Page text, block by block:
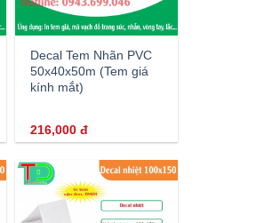
Decal Tem Nhãn PVC
50x40x50m (Tem giá
kính mắt)
216,000 đ